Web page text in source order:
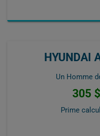
HYUNDAI
Un Homme
305
Prime